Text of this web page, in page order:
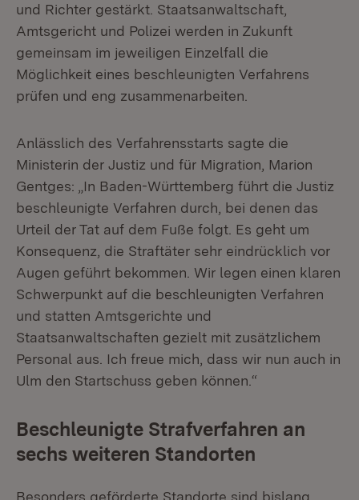
und Richter gestärkt. Staatsanwaltschaft,
Amtsgericht und Polizei werden in Zukunft
gemeinsam im jeweiligen Einzelfall die
Möglichkeit eines beschleunigten Verfahrens
prüfen und eng zusammenarbeiten.
Anlässlich des Verfahrensstarts sagte die
Ministerin der Justiz und für Migration, Marion
Gentges: „In Baden-Württemberg führt die Justiz
beschleunigte Verfahren durch, bei denen das
Urteil der Tat auf dem Fuße folgt. Es geht um
Konsequenz, die Straftäter sehr eindrücklich vor
Augen geführt bekommen. Wir legen einen klaren
Schwerpunkt auf die beschleunigten Verfahren
und statten Amtsgerichte und
Staatsanwaltschaften gezielt mit zusätzlichem
Personal aus. Ich freue mich, dass wir nun auch in
Ulm den Startschuss geben können.“
Beschleunigte Strafverfahren an
sechs weiteren Standorten
Besonders geförderte Standorte sind bislang